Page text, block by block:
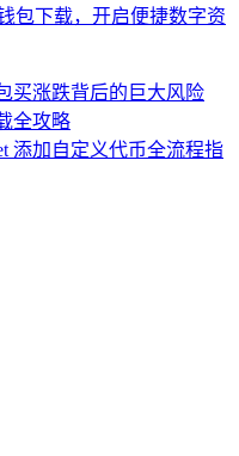
包下载，开启便捷数字资
买涨跌背后的巨大风险
全攻略
添加自定义代币全流程指